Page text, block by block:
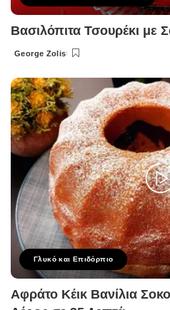
Βασιλόπιτα Τσουρέκι με
Posted
George Zolis
Γλυκό και Επιδόρπιο
Αφράτο Κέικ Βανίλια